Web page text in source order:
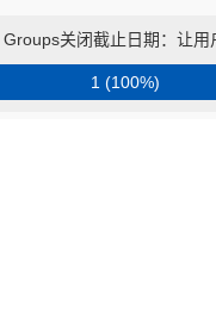
关闭截止日期：让
1 (100%)